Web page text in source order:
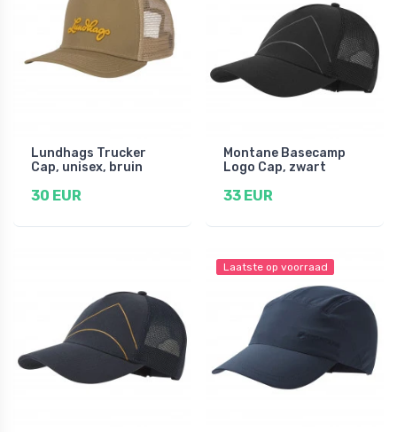
Lundhags Trucker
Cap, unisex, bruin
30 EUR
Montane Basecamp
Logo Cap, zwart
33 EUR
Laatste op voorraad